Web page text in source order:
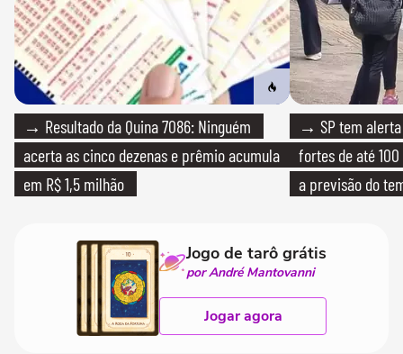
→ Resultado da Quina 7086: Ninguém
acerta as cinco dezenas e prêmio acumula
em R$ 1,5 milhão
→ SP tem
fortes de até
a previsão do
Jogo de tarô grátis
por André Mantovanni
Jogar agora